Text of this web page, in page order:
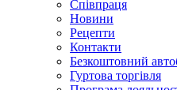
Співпраця
Новини
Рецепти
Контакти
Безкоштовний
Гуртова торгівля